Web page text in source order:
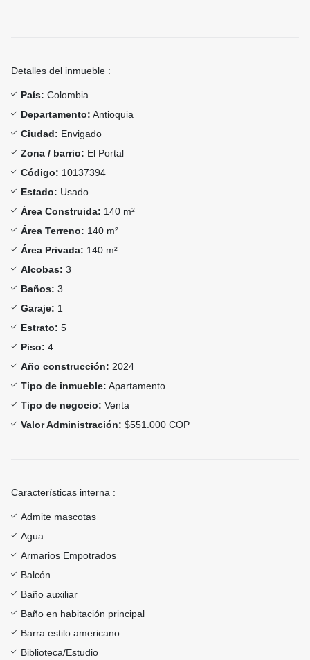
Detalles del inmueble :
País: Colombia
Departamento: Antioquia
Ciudad: Envigado
Zona / barrio: El Portal
Código: 10137394
Estado: Usado
Área Construida: 140 m²
Área Terreno: 140 m²
Área Privada: 140 m²
Alcobas: 3
Baños: 3
Garaje: 1
Estrato: 5
Piso: 4
Año construcción: 2024
Tipo de inmueble: Apartamento
Tipo de negocio: Venta
Valor Administración: $551.000 COP
Características interna :
Admite mascotas
Agua
Armarios Empotrados
Balcón
Baño auxiliar
Baño en habitación principal
Barra estilo americano
Biblioteca/Estudio